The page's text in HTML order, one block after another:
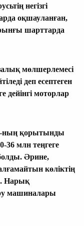
негізгі
оқшауланған,
шарттарда
мөлшерлемесі
деп есептеген
дейінгі моторлар
ның қорытынды
36 млн теңгеге
болды. Әрине,
көліктің
Нарық
машиналары